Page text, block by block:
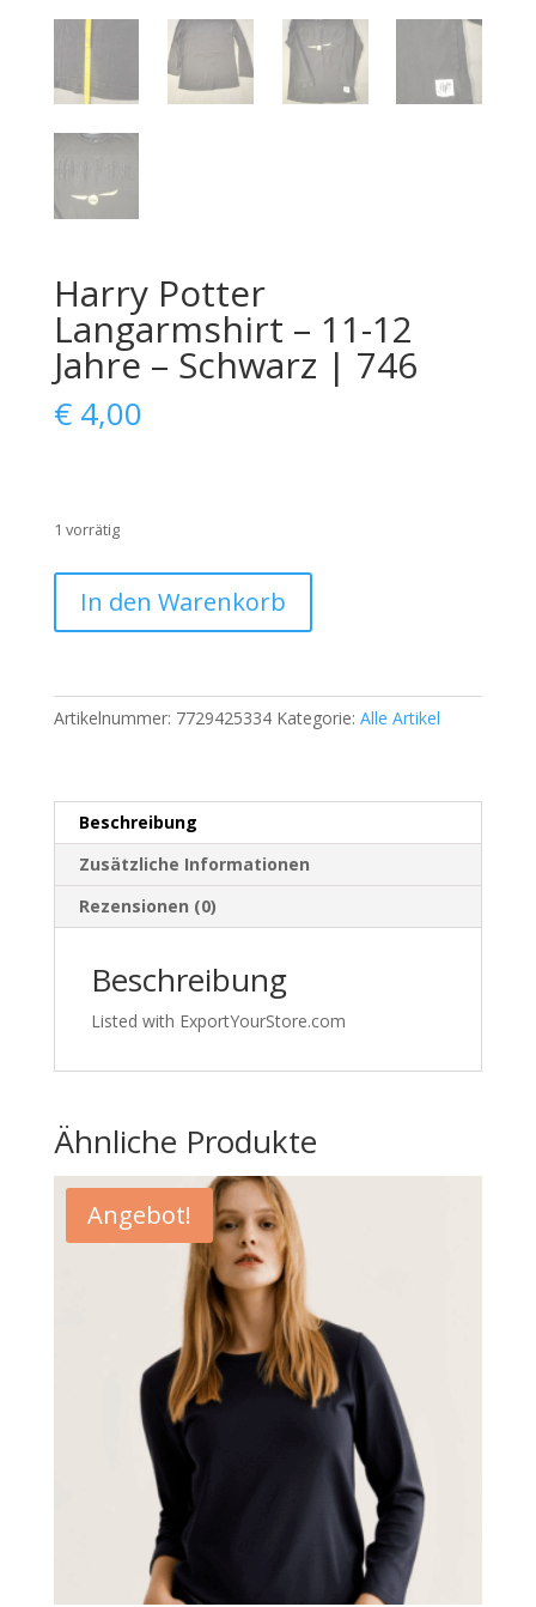
Harry Potter
Langarmshirt – 11-12
Jahre – Schwarz | 746
€4,00
1 vorrätig
Potter
Langarmshirt
11-
12
Schwarz
746
Menge
In den Warenkorb
Artikelnummer: 7729425334 Kategorie: Alle Artikel
Beschreibung
Zusätzliche Informationen
Rezensionen (0)
Beschreibung
Listed with ExportYourStore.com
Ähnliche Produkte
Angebot!